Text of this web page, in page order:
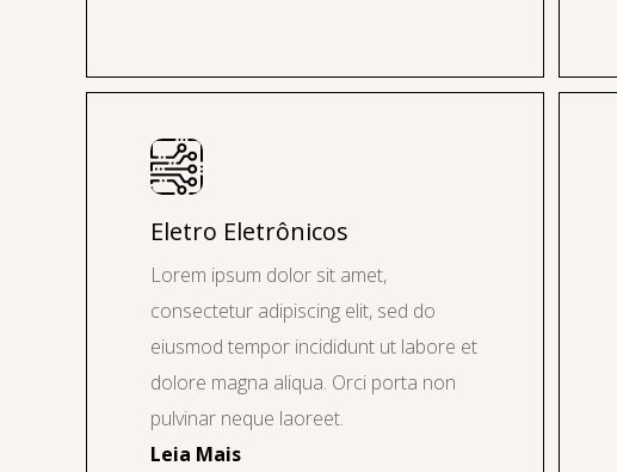
Eletro Eletrônicos
Lorem ipsum dolor sit amet,
consectetur adipiscing elit, sed do
eiusmod tempor incididunt ut labore et
dolore magna aliqua. Orci porta non
pulvinar neque laoreet.
Leia Mais